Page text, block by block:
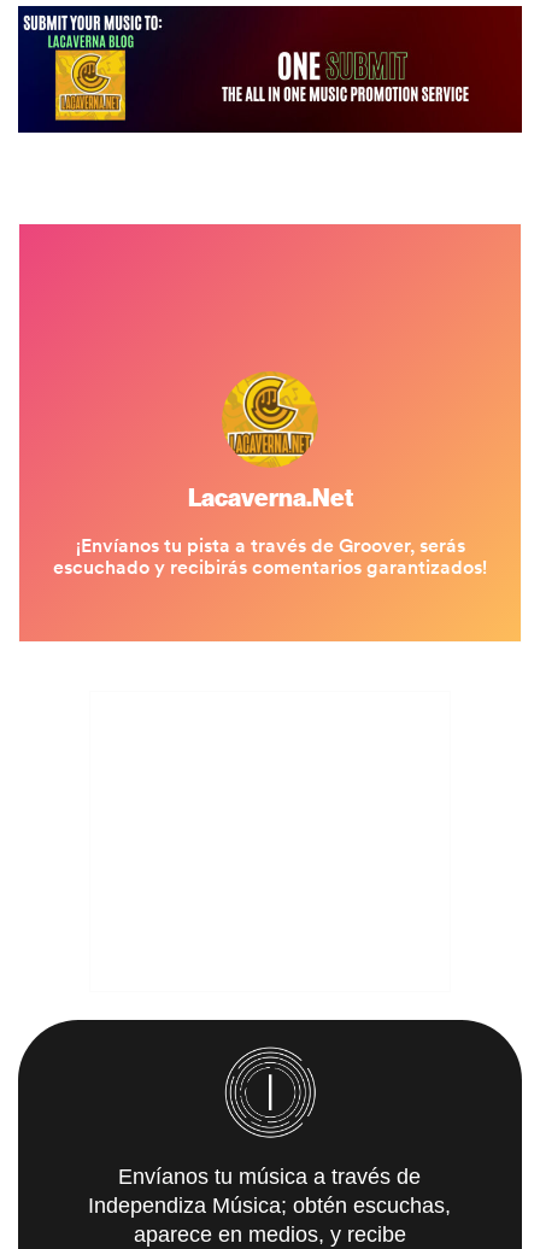
Envíanos tu música a través de
Independiza Música; obtén escuchas,
aparece en medios, y recibe